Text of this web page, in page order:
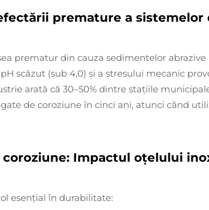
premature a sistemelor
prematur din cauza sedimentelor abrazive
scăzut (sub 4,0) și a stresului mecanic
arată că 30–50% dintre stațiile
de coroziune în cinci ani, atunci când
Impactul oțelului
esențial în durabilitate: